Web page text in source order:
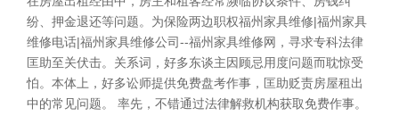
纷、押金退还等问题。为保险两边职权福州家具维修|福州家具
维修电话|福州家具维修公司--福州家具维修网，寻求专科法律
匡助至关伏击。关系词，好多东谈主因顾忌用度问题而耽惊受
怕。本体上，好多讼师提供免费盘考作事，匡助贬责房屋租出
中的常见问题。 率先，不错通过法律解救机构获取免费作事。